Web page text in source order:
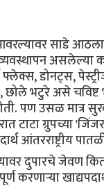
साडे आठला
असलेल्या
डोनट्स,
छोले भटुरे असे
पण उसळ मात्र
टाटा ग्रुपच्या
आंतरराष्ट्रीय
दुपारचे जेवण
करणाऱ्या